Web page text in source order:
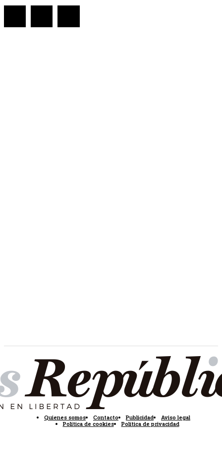
Quienes somos Contacto Publicidad
Aviso legal
Política de cookies
Política de privacidad